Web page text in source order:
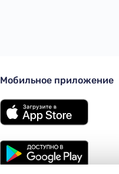
Мобильное приложение